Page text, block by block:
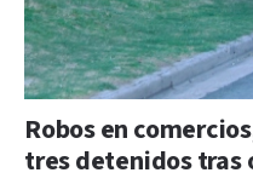
Robos en
tres detenidos tras